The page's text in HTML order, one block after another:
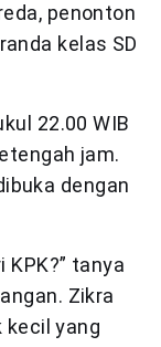
penonton
kelas SD
22.00 WIB
jam.
dengan
KPK?” tanya
Zikra
kecil yang